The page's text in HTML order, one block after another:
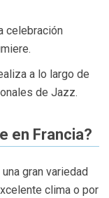
celebración
a lo largo de
de Jazz.
en Francia?
gran variedad
clima o por